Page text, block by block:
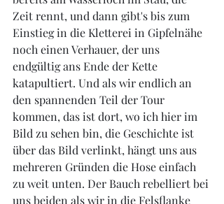
Zeit rennt, und dann gibt's bis zum
Einstieg in die Kletterei in Gipfelnähe
noch einen Verhauer, der uns
endgültig ans Ende der Kette
katapultiert. Und als wir endlich an
den spannenden Teil der Tour
kommen, das ist dort, wo ich hier im
Bild zu sehen bin, die Geschichte ist
über das Bild verlinkt, hängt uns aus
mehreren Gründen die Hose einfach
zu weit unten. Der Bauch rebelliert bei
uns beiden als wir in die Felsflanke